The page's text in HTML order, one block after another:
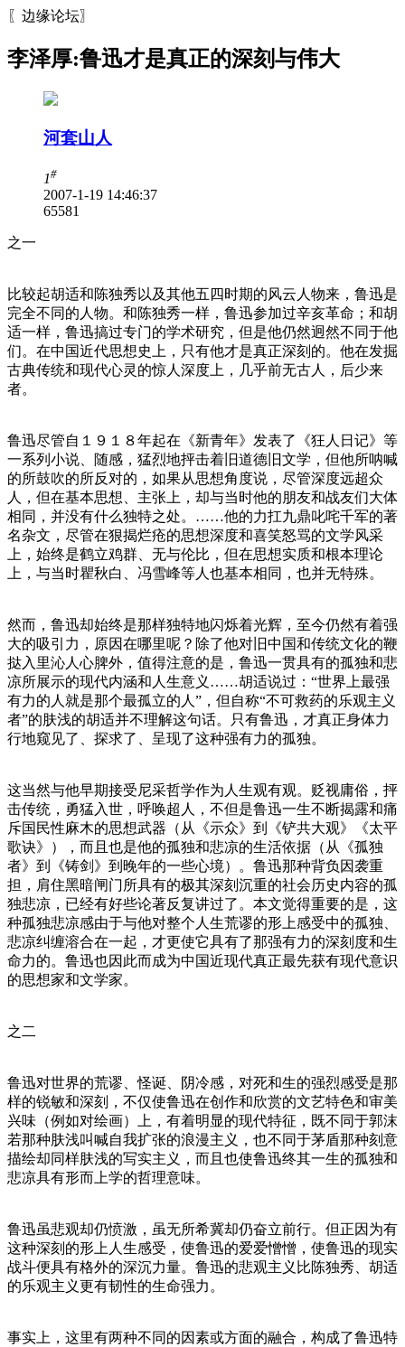
〖边缘论坛〗
李泽厚:鲁迅才是真正的深刻与伟大
河套山人
1#
2007-1-19 14:46:37
65581
之一
比较起胡适和陈独秀以及其他五四时期的风云人物来，鲁迅是
完全不同的人物。和陈独秀一样，鲁迅参加过辛亥革命；和胡
适一样，鲁迅搞过专门的学术研究，但是他仍然迥然不同于他
们。在中国近代思想史上，只有他才是真正深刻的。他在发掘
古典传统和现代心灵的惊人深度上，几乎前无古人，后少来
者。
鲁迅尽管自１９１８年起在《新青年》发表了《狂人日记》等
一系列小说、随感，猛烈地抨击着旧道德旧文学，但他所呐喊
的所鼓吹的所反对的，如果从思想角度说，尽管深度远超众
人，但在基本思想、主张上，却与当时他的朋友和战友们大体
相同，并没有什么独特之处。……他的力扛九鼎叱咤千军的著
名杂文，尽管在狠揭烂疮的思想深度和喜笑怒骂的文学风采
上，始终是鹤立鸡群、无与伦比，但在思想实质和根本理论
上，与当时瞿秋白、冯雪峰等人也基本相同，也并无特殊。
然而，鲁迅却始终是那样独特地闪烁着光辉，至今仍然有着强
大的吸引力，原因在哪里呢？除了他对旧中国和传统文化的鞭
挞入里沁人心脾外，值得注意的是，鲁迅一贯具有的孤独和悲
凉所展示的现代内涵和人生意义……胡适说过：“世界上最强
有力的人就是那个最孤立的人”，但自称“不可救药的乐观主义
者”的肤浅的胡适并不理解这句话。只有鲁迅，才真正身体力
行地窥见了、探求了、呈现了这种强有力的孤独。
这当然与他早期接受尼采哲学作为人生观有观。贬视庸俗，抨
击传统，勇猛入世，呼唤超人，不但是鲁迅一生不断揭露和痛
斥国民性麻木的思想武器（从《示众》到《铲共大观》《太平
歌诀》），而且也是他的孤独和悲凉的生活依据（从《孤独
者》到《铸剑》到晚年的一些心境）。鲁迅那种背负因袭重
担，肩住黑暗闸门所具有的极其深刻沉重的社会历史内容的孤
独悲凉，已经有好些论著反复讲过了。本文觉得重要的是，这
种孤独悲凉感由于与他对整个人生荒谬的形上感受中的孤独、
悲凉纠缠溶合在一起，才更使它具有了那强有力的深刻度和生
命力的。鲁迅也因此而成为中国近现代真正最先获有现代意识
的思想家和文学家。
之二
鲁迅对世界的荒谬、怪诞、阴冷感，对死和生的强烈感受是那
样的锐敏和深刻，不仅使鲁迅在创作和欣赏的文艺特色和审美
兴味（例如对绘画）上，有着明显的现代特征，既不同于郭沫
若那种肤浅叫喊自我扩张的浪漫主义，也不同于茅盾那种刻意
描绘却同样肤浅的写实主义，而且也使鲁迅终其一生的孤独和
悲凉具有形而上学的哲理意味。
鲁迅虽悲观却仍愤激，虽无所希冀却仍奋立前行。但正因为有
这种深刻的形上人生感受，使鲁迅的爱爱憎憎，使鲁迅的现实
战斗便具有格外的深沉力量。鲁迅的悲观主义比陈独秀、胡适
的乐观主义更有韧性的生命强力。
事实上，这里有两种不同的因素或方面的融合，构成了鲁迅特